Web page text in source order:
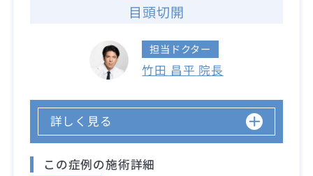
目頭切開
担当ドクター
竹田 昌平 院長
詳しく見る
この症例の施術詳細